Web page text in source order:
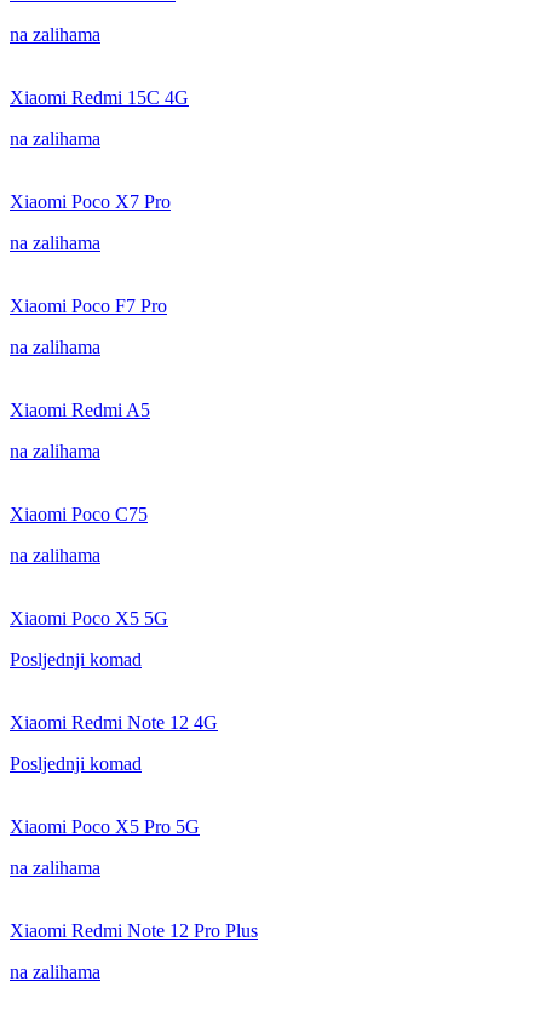
na zalihama
Xiaomi Redmi 15C 4G
na zalihama
Xiaomi Poco X7 Pro
na zalihama
Xiaomi Poco F7 Pro
na zalihama
Xiaomi Redmi A5
na zalihama
Xiaomi Poco C75
na zalihama
Xiaomi Poco X5 5G
Posljednji komad
Xiaomi Redmi Note 12 4G
Posljednji komad
Xiaomi Poco X5 Pro 5G
na zalihama
Xiaomi Redmi Note 12 Pro Plus
na zalihama